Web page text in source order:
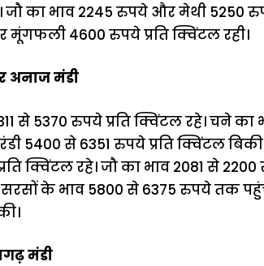
जौ का भाव 2245 रुपये और मेथी 5250
मूंगफली 4600 रुपये प्रति क्विंटल रही।
अनाज मंडी
से 5370 रुपये प्रति क्विंटल रहे। चने
5400 से 6351 रुपये प्रति क्विंटल
क्विंटल रहे। जौ का भाव 2081 से
सरसों के भाव 5800 से 6375 रुपये तक
मंडी